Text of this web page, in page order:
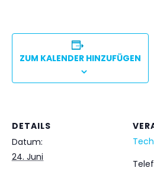
ZUM KALENDER HINZUFÜGEN
DETAILS
Datum:
24. Juni